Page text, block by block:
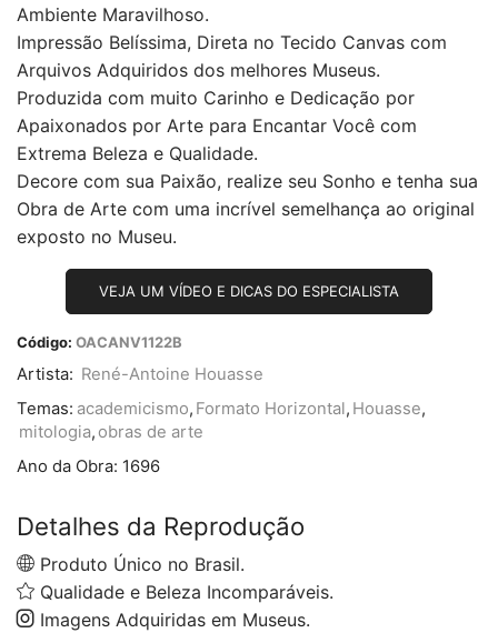
Ambiente Maravilhoso.
Impressão Belíssima, Direta no Tecido Canvas com
Arquivos Adquiridos dos melhores Museus.
Produzida com muito Carinho e Dedicação por
Apaixonados por Arte para Encantar Você com
Extrema Beleza e Qualidade.
Decore com sua Paixão, realize seu Sonho e tenha sua
Obra de Arte com uma incrível semelhança ao original
exposto no Museu.
VEJA UM VÍDEO E DICAS DO ESPECIALISTA
Código: OACANV1122B
Artista: René-Antoine Houasse
Temas: academicismo, Formato Horizontal, Houasse,
mitologia, obras de arte
Ano da Obra: 1696
Detalhes da Reprodução
Produto Único no Brasil.
Qualidade e Beleza Incomparáveis.
Imagens Adquiridas em Museus.